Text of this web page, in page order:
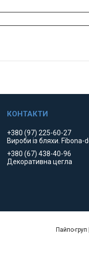
+380 (97) 225-60-27
Вироби із бляхи. Fibona-
+380 (67) 438-40-96
Декоративна цегла